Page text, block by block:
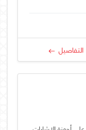
التفاصيل